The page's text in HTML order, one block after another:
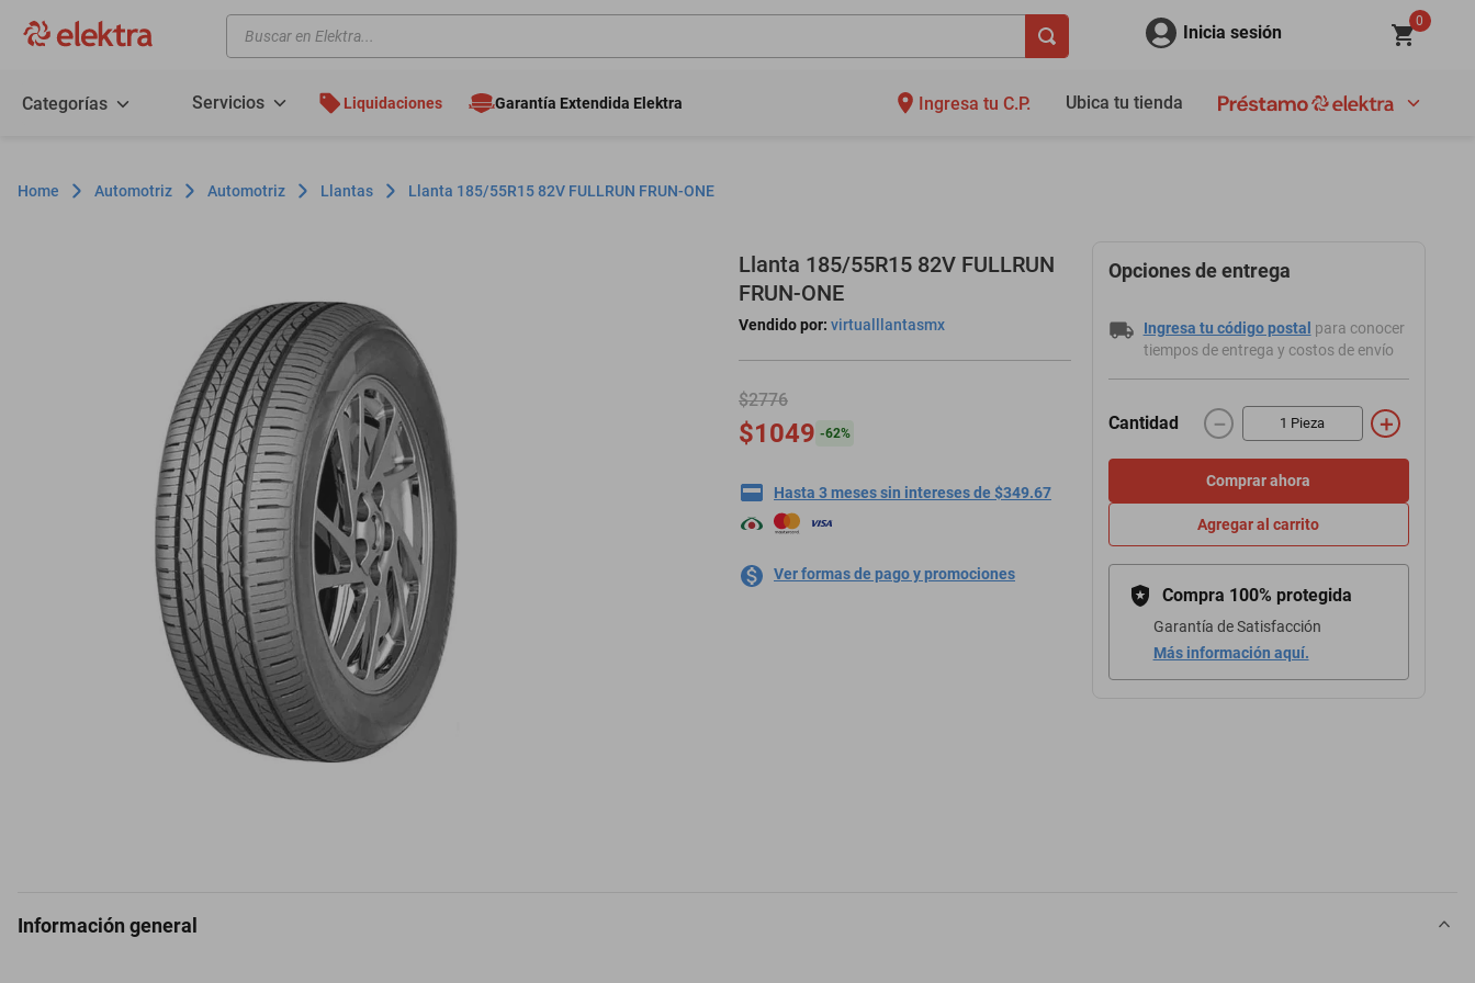
Buscar en Elektra... Inicia sesión
0
Categorías Servicios Liquidaciones Garantía Extendida Elektra Ingresa tu C.P. Ubica tu tienda
Automotriz Automotriz Llantas Llanta 185/55R15 82V FULLRUN FRUN-ONE
Llanta 185/55R15 82V FULLRUN
FRUN-ONE
Vendido por: virtualllantasmx
$2776
$1049 -62%
Hasta 3 meses sin intereses de $349.67
Ver formas de pago y promociones
Opciones de entrega
Ingresa tu código postal para conocer
tiempos de entrega y costos de envío
Cantidad ＋
－
Comprar ahora
Agregar al carrito
Compra 100% protegida
Garantía de Satisfacción
Más información aquí.
Información general
motos
colchones
salas
oppo
minisplit